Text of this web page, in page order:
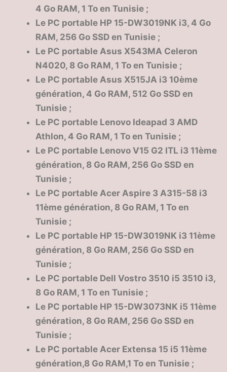
4 Go RAM, 1 To en Tunisie ;
Le PC portable HP 15-DW3019NK i3, 4 Go
RAM, 256 Go SSD en Tunisie ;
Le PC portable Asus X543MA Celeron
N4020, 8 Go RAM, 1 To en Tunisie ;
Le PC portable Asus X515JA i3 10ème
génération, 4 Go RAM, 512 Go SSD en
Tunisie ;
Le PC portable Lenovo Ideapad 3 AMD
Athlon, 4 Go RAM, 1 To en Tunisie ;
Le PC portable Lenovo V15 G2 ITL i3 11ème
génération, 8 Go RAM, 256 Go SSD en
Tunisie ;
Le PC portable Acer Aspire 3 A315-58 i3
11ème génération, 8 Go RAM, 1 To en
Tunisie ;
Le PC portable HP 15-DW3019NK i3 11ème
génération, 8 Go RAM, 256 Go SSD en
Tunisie ;
Le PC portable Dell Vostro 3510 i5 3510 i3,
8 Go RAM, 1 To en Tunisie ;
Le PC portable HP 15-DW3073NK i5 11ème
génération, 8 Go RAM, 256 Go SSD en
Tunisie ;
Le PC portable Acer Extensa 15 i5 11ème
génération,8 Go RAM,1 To en Tunisie ;